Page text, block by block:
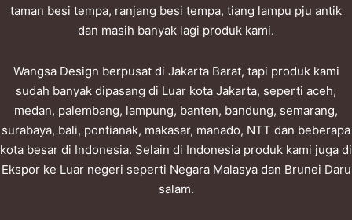
taman besi tempa, ranjang besi tempa, tiang lampu pju antik
dan masih banyak lagi produk kami.
Wangsa Design berpusat di Jakarta Barat, tapi produk kami
sudah banyak dipasang di Luar kota Jakarta, seperti aceh,
medan, palembang, lampung, banten, bandung, semarang,
surabaya, bali, pontianak, makasar, manado, NTT dan beberapa
kota besar di Indonesia. Selain di Indonesia produk kami juga di
Ekspor ke Luar negeri seperti Negara Malasya dan Brunei Daru
salam.